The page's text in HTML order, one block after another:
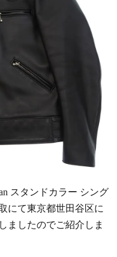
スタンドカラー シング
にて東京都世田谷区に
ましたのでご紹介しま